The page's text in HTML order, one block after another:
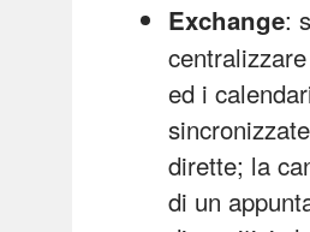
Exchange:
ed i
dirette; la
di un